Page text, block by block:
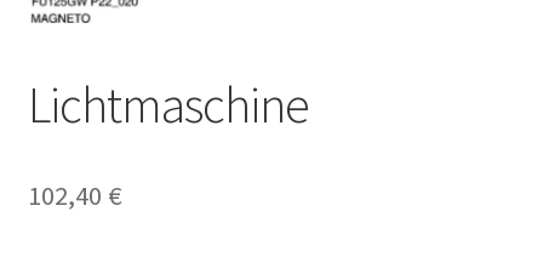
Lichtmaschine
102,40 €